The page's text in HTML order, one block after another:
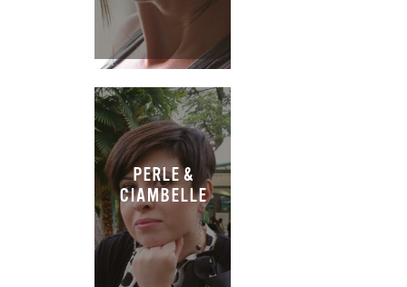
PERLE &
CIAMBELLE